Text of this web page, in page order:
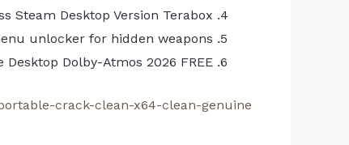
Steam Desktop Version Terabox
unlocker for hidden weapons
Dolby-Atmos 2026 FREE
crack-clean-x64-clean-genuine/